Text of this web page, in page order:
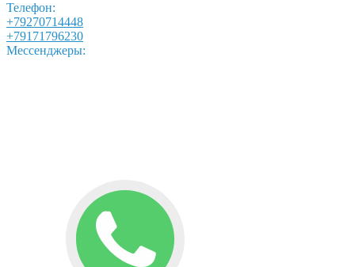
Телефон:
+79270714448
+79171796230
Мессенджеры: